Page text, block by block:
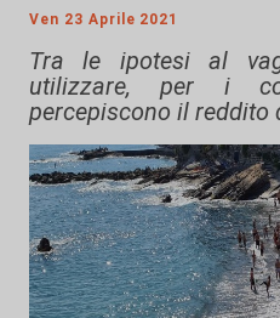
Ven 23 Aprile 2021
Tra le ipotesi al
utilizzare, per i
percepiscono il reddito